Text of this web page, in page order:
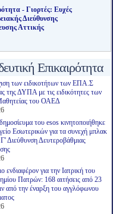
- Γιορτές: Ευχές
Διεύθυνσης
Αττικής
Επικαιρότητα
των ειδικοτήτων των ΕΠΑ.Σ
της ΔΥΠΑ με τις ειδικότητες των
του ΟΑΕΔ
του esos κινητοποιήθηκε
Εσωτερικών για τα συνεχή μπλακ
Διεύθυνση Δευτεροβάθμιας
ενδιαφέρον για την Ιατρική του
Πατρών: 168 αιτήσεις από 23
από την έναρξη του αγγλόφωνου